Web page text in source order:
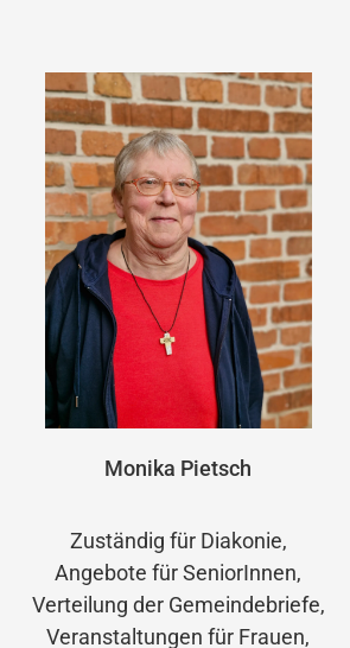
Monika Pietsch
Zuständig für Diakonie,
Angebote für SeniorInnen,
Verteilung der Gemeindebriefe,
Veranstaltungen für Frauen,